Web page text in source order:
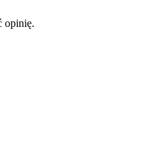
opinię.